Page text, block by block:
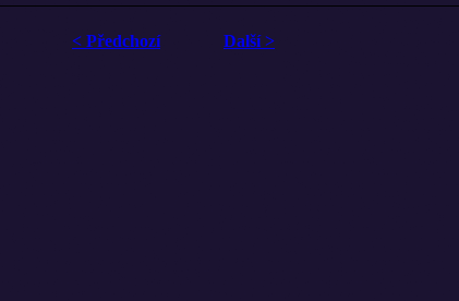
< Předchozí Další >